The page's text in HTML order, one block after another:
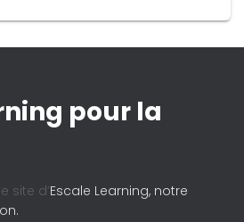
pour la
site d’Escale Learning, notre